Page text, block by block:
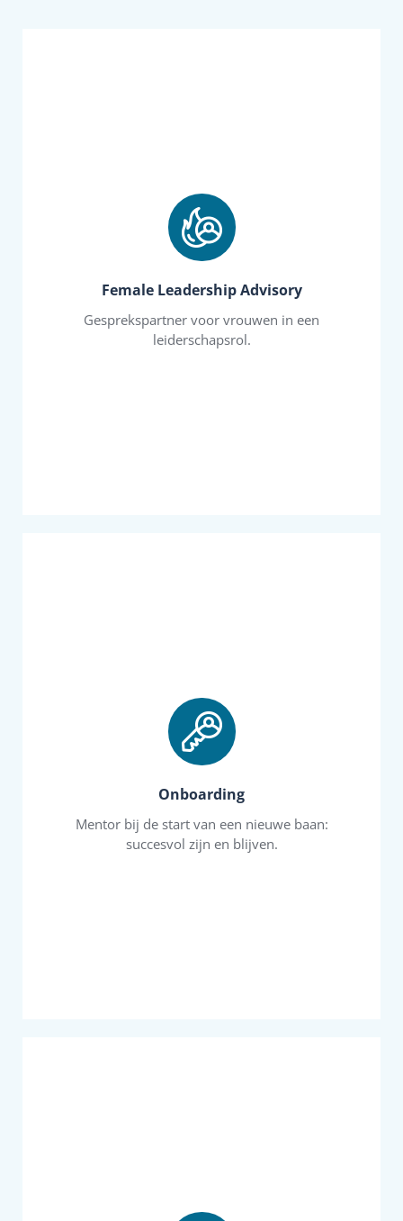
Female Leadership Advisory
Gesprekspartner voor vrouwen in een
leiderschapsrol.
strategische keuzes te maken, verschillende
stakeholders te managen, te ondernemen en
groeien in een directie, bestuur of toezicht rol.
daarvoor nodig? Hoe kan je als vrouw je
kwaliteiten optimaal benutten? Ik help je graag
om je ambitie vorm te geven en je eigen
leiderschapsstijl te ontwikkelen.
Onboarding
Mentor bij de start van een nieuwe baan:
succesvol zijn en blijven.
Wie kan je vertrouwen en wie gaan je
tegenwerken? Wat zijn mogelijke valkuilen? Het
in je carriere- als je de dilemma’s die je
gesprekspartner kan bespreken. Die niet
oordeelt, maar luistert en vragen stelt. En je
vanuit eigen (levens)ervaring richting kan geven.
Zodat je succesvol bent en blijft.